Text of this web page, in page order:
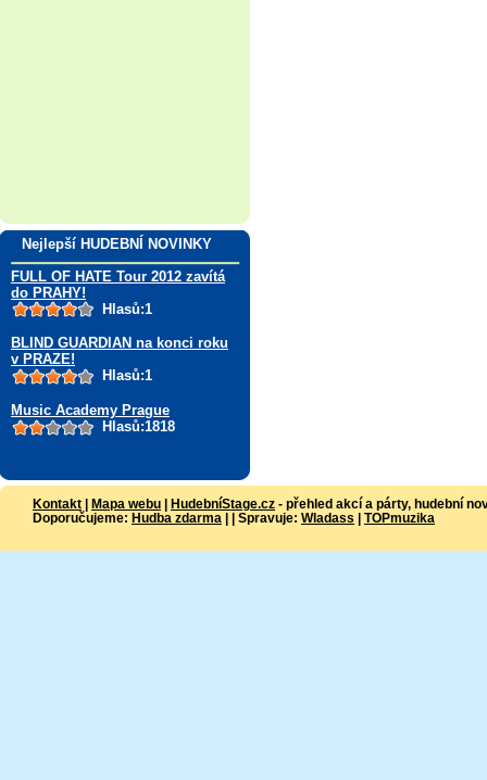
Nejlepší HUDEBNÍ NOVINKY
FULL OF HATE Tour 2012 zavítá
do PRAHY!
Hlasů:1
BLIND GUARDIAN na konci roku
v PRAZE!
Hlasů:1
Music Academy Prague
Hlasů:1818
Kontakt | Mapa webu | HudebníStage.cz - přehled akcí a párty, hudební
Doporučujeme: Hudba zdarma | | Spravuje: Wladass | TOPmuzika